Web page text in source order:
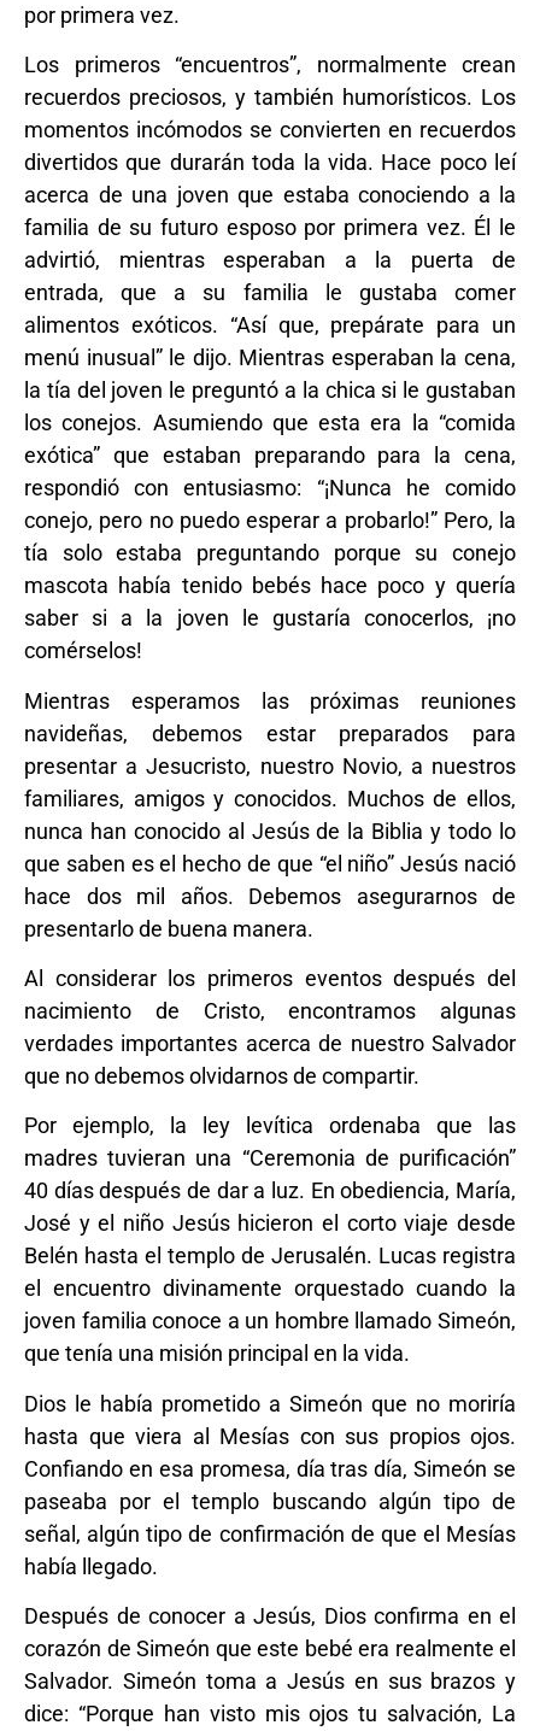
por primera vez.
Los primeros “encuentros”, normalmente crean
recuerdos preciosos, y también humorísticos. Los
momentos incómodos se convierten en recuerdos
divertidos que durarán toda la vida. Hace poco leí
acerca de una joven que estaba conociendo a la
familia de su futuro esposo por primera vez. Él le
advirtió, mientras esperaban a la puerta de
entrada, que a su familia le gustaba comer
alimentos exóticos. “Así que, prepárate para un
menú inusual” le dijo. Mientras esperaban la cena,
la tía del joven le preguntó a la chica si le gustaban
los conejos. Asumiendo que esta era la “comida
exótica” que estaban preparando para la cena,
respondió con entusiasmo: “¡Nunca he comido
conejo, pero no puedo esperar a probarlo!” Pero, la
tía solo estaba preguntando porque su conejo
mascota había tenido bebés hace poco y quería
saber si a la joven le gustaría conocerlos, ¡no
comérselos!
Mientras esperamos las próximas reuniones
navideñas, debemos estar preparados para
presentar a Jesucristo, nuestro Novio, a nuestros
familiares, amigos y conocidos. Muchos de ellos,
nunca han conocido al Jesús de la Biblia y todo lo
que saben es el hecho de que “el niño” Jesús nació
hace dos mil años. Debemos asegurarnos de
presentarlo de buena manera.
Al considerar los primeros eventos después del
nacimiento de Cristo, encontramos algunas
verdades importantes acerca de nuestro Salvador
que no debemos olvidarnos de compartir.
Por ejemplo, la ley levítica ordenaba que las
madres tuvieran una “Ceremonia de purificación”
40 días después de dar a luz. En obediencia, María,
José y el niño Jesús hicieron el corto viaje desde
Belén hasta el templo de Jerusalén. Lucas registra
el encuentro divinamente orquestado cuando la
joven familia conoce a un hombre llamado Simeón,
que tenía una misión principal en la vida.
Dios le había prometido a Simeón que no moriría
hasta que viera al Mesías con sus propios ojos.
Confiando en esa promesa, día tras día, Simeón se
paseaba por el templo buscando algún tipo de
señal, algún tipo de confirmación de que el Mesías
había llegado.
Después de conocer a Jesús, Dios confirma en el
corazón de Simeón que este bebé era realmente el
Salvador. Simeón toma a Jesús en sus brazos y
dice: “Porque han visto mis ojos tu salvación, La